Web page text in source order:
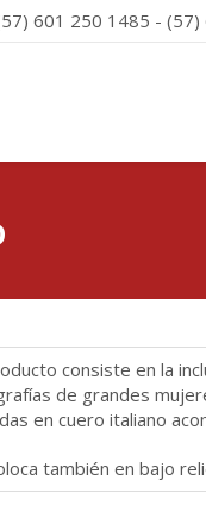
601 250 1485 -
consiste en la
de grandes
en cuero italiano
también en bajo